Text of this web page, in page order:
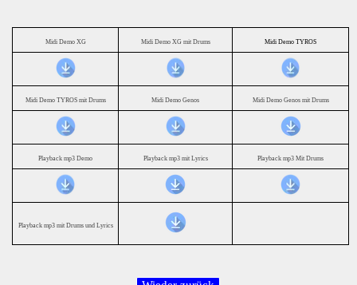
Midi Demo XG Midi Demo XG mit Drums Midi Demo TYROS
Midi Demo TYROS mit Drums Midi Demo Genos Midi Demo Genos mit Drums
Playback mp3 Demo Playback mp3 mit Lyrics Playback mp3 Mit Drums
Playback mp3 mit Drums und Lyrics